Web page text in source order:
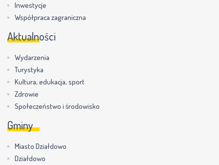
Inwestycje
Współpraca zagraniczna
Aktualności
Wydarzenia
Turystyka
Kultura, edukacja, sport
Zdrowie
Społeczeństwo i środowisko
Gminy
Miasto Działdowo
Działdowo